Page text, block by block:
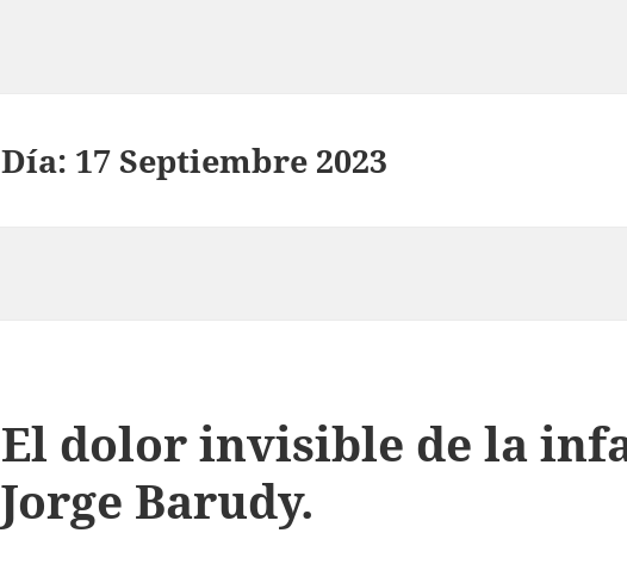
Día: 17 Septiembre 2023
El dolor invisible de la
Jorge Barudy.